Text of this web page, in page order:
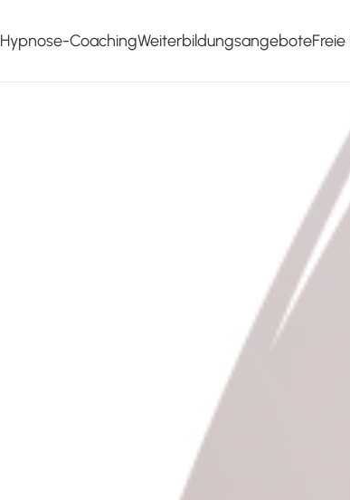
Hypnose-CoachingWeiterbildungsangebote